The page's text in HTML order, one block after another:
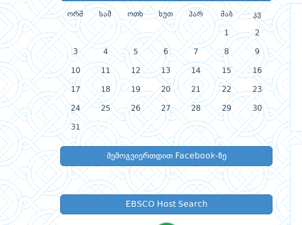
ორშ სამ ოთხ ხუთ პარ შაბ კვ
1 2
3 4 5 6 7 8 9
10 11 12 13 14 15 16
17 18 19 20 21 22 23
24 25 26 27 28 29 30
31
შემოგვიერთდით Facebook-ზე
EBSCO Host Search